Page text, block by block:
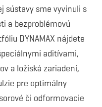
sústavy sme vyvinuli s
a bezproblémovú
DYNAMAX nájdete
aditívami,
a ložiská zariadení,
pre optimálny
či odformovacie